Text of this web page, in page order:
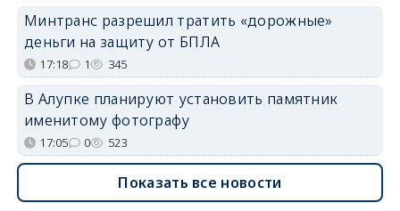
Минтранс разрешил тратить «дорожные»
деньги на защиту от БПЛА
17:18 1 345
В Алупке планируют установить памятник
именитому фотографу
17:05 0 523
Показать все новости